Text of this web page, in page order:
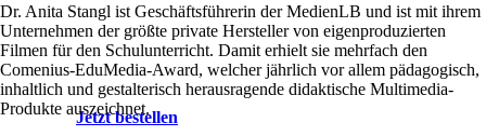
Jetzt bestellen
Dr. Anita Stangl ist Geschäftsführerin der MedienLB und ist mit ihrem
Unternehmen der größte private Hersteller von eigenproduzierten
Filmen für den Schulunterricht. Damit erhielt sie mehrfach den
Comenius-EduMedia-Award, welcher jährlich vor allem pädagogisch,
inhaltlich und gestalterisch herausragende didaktische Multimedia-
Produkte auszeichnet.